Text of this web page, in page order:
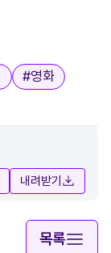
#영화
내려받기
목록